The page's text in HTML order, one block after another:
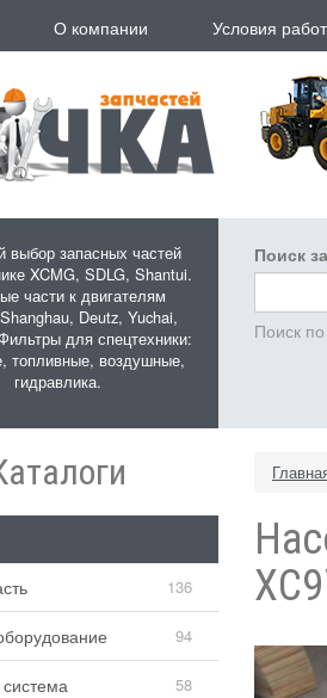
О компании Условия
выбор запасных частей
XCMG, SDLG, Shantui.
части к двигателям
Deutz, Yuchai,
для спецтехники:
топливные, воздушные,
гидравлика.
Поиск
Поиск
136
94
58